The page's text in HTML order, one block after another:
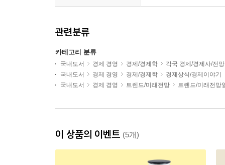
관련분류
카테고리 분류
국내도서 경제 경영 경제/경제학
각국 경제/경제사/전망
국내도서
경제 경영 경제/경제학
경제상식/경제이야기
국내도서
경제 경영 트렌드/미래전망 트렌드/미래전망
이 상품의 이벤트 (5개)